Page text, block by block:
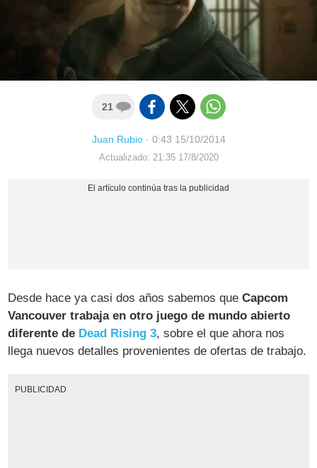
21
Juan Rubio· 0:43 15/10/2014
Actualizado: 21:35 17/8/2020
Desde hace ya casi dos años sabemos queCapcom
Vancouver trabaja en otro juego de mundo abierto
diferente de Dead Rising 3, sobre el que ahora nos
llega nuevos detalles provenientes de ofertas de trabajo.
PUBLICIDAD